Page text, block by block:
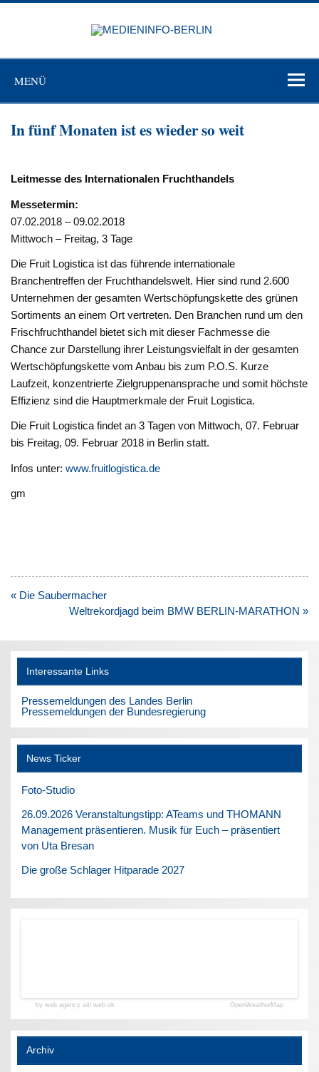
Zum
MENÜ
In fünf Monaten ist es wieder so weit
Leitmesse des Internationalen Fruchthandels
Messetermin:
07.02.2018 – 09.02.2018
Mittwoch – Freitag, 3 Tage
Die Fruit Logistica ist das führende internationale
Branchentreffen der Fruchthandelswelt. Hier sind rund 2.600
Unternehmen der gesamten Wertschöpfungskette des grünen
Sortiments an einem Ort vertreten. Den Branchen rund um den
Frischfruchthandel bietet sich mit dieser Fachmesse die
Chance zur Darstellung ihrer Leistungsvielfalt in der gesamten
Wertschöpfungskette vom Anbau bis zum P.O.S. Kurze
Laufzeit, konzentrierte Zielgruppenansprache und somit höchste
Effizienz sind die Hauptmerkmale der Fruit Logistica.
Die Fruit Logistica findet an 3 Tagen von Mittwoch, 07. Februar
bis Freitag, 09. Februar 2018 in Berlin statt.
Infos unter: www.fruitlogistica.de
gm
Beitragsnavigation
« Die Saubermacher
Weltrekordjagd beim BMW BERLIN-MARATHON »
Interessante Links
Pressemeldungen des Landes Berlin
Pressemeldungen der Bundesregierung
News Ticker
Foto-Studio
26.09.2026 Veranstaltungstipp: ATeams und THOMANN
Management präsentieren. Musik für Euch – präsentiert
von Uta Bresan
Die große Schlager Hitparade 2027
by web agency siti web ok OpenWeatherMap
Archiv